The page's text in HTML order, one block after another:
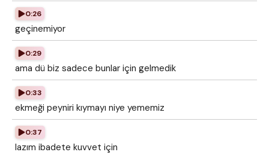
0:26
geçinemiyor
0:29
ama dü biz sadece bunlar için gelmedik
0:33
ekmeği peyniri kıymayı niye yememiz
0:37
lazım ibadete kuvvet için